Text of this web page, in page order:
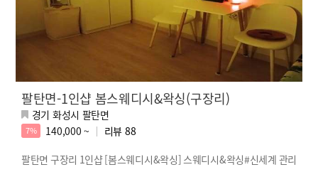
팔탄면-1인샵 봄스웨디시&왁싱(구장리)
경기 화성시 팔탄면
7% 140,000 ~ 리뷰 88
팔탄면 구장리 1인샵 [봄스웨디시&왁싱] 스웨디시&왁싱#신세계 관리